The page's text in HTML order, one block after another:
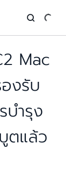
Mac
งรับ
บำรุง
ตแล้ว